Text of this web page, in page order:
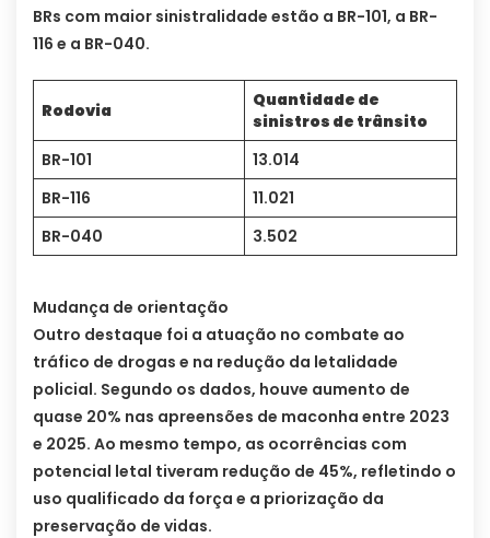
BRs com maior sinistralidade estão a BR-101, a BR-
116 e a BR-040.
Rodovia
Quantidade de
sinistros de trânsito
BR-101
13.014
BR-116
11.021
BR-040
3.502
Mudança de orientação
Outro destaque foi a atuação no combate ao
tráfico de drogas e na redução da letalidade
policial. Segundo os dados, houve aumento de
quase 20% nas apreensões de maconha entre 2023
e 2025. Ao mesmo tempo, as ocorrências com
potencial letal tiveram redução de 45%, refletindo o
uso qualificado da força e a priorização da
preservação de vidas.